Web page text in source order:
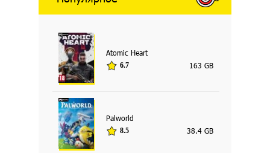
Atomic Heart
6.7 163 GB
Palworld
8.5 38.4 GB